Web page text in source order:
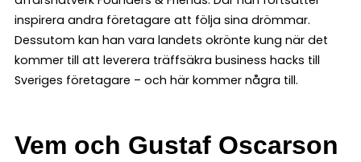
inspirera andra företagare att följa sina drömmar.
Dessutom kan han vara landets okrönte kung när det
kommer till att leverera träffsäkra business hacks till
Sveriges företagare – och här kommer några till.
Vem och Gustaf Oscarson